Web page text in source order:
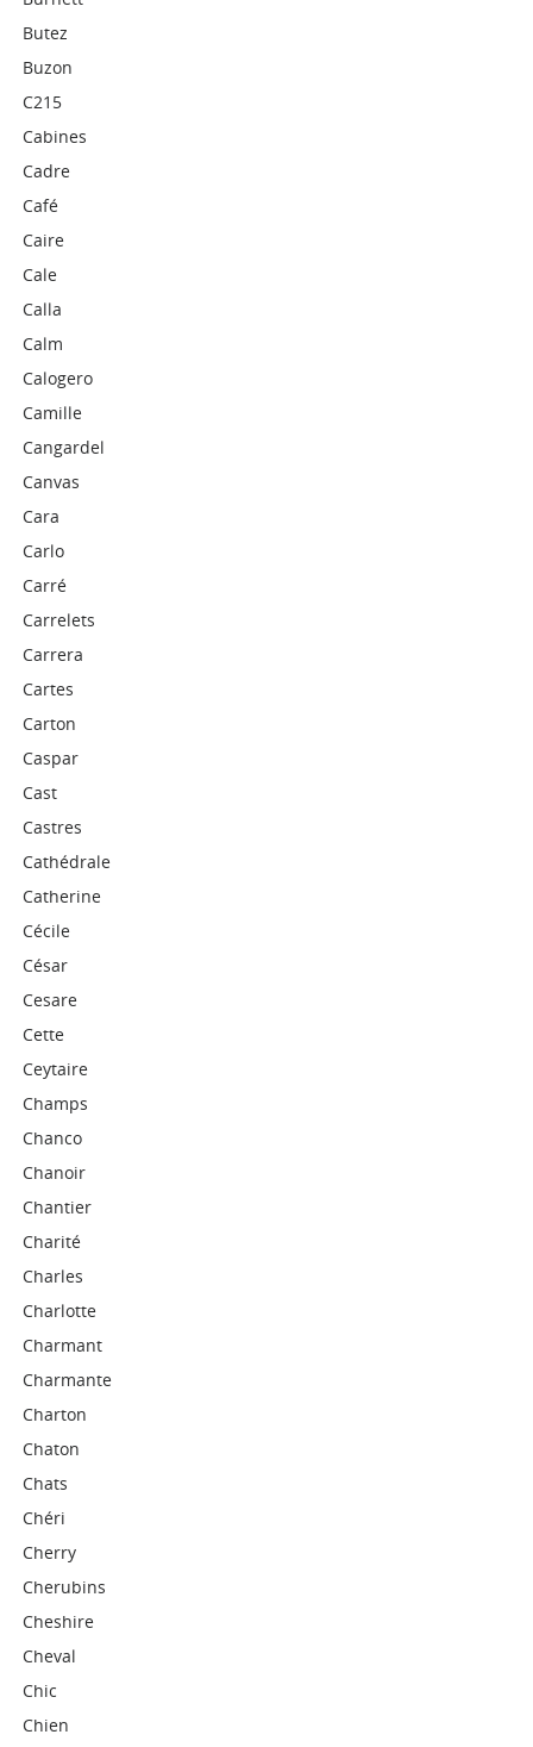
Butez
Buzon
C215
Cabines
Cadre
Café
Caire
Cale
Calla
Calm
Calogero
Camille
Cangardel
Canvas
Cara
Carlo
Carré
Carrelets
Carrera
Cartes
Carton
Caspar
Cast
Castres
Cathédrale
Catherine
Cécile
César
Cesare
Cette
Ceytaire
Champs
Chanco
Chanoir
Chantier
Charité
Charles
Charlotte
Charmant
Charmante
Charton
Chaton
Chats
Chéri
Cherry
Cherubins
Cheshire
Cheval
Chic
Chien